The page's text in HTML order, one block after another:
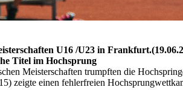
U16 /U23 in
Titel im Hochsprung
Meisterschaften trumpften die
zeigte einen fehlerfreien